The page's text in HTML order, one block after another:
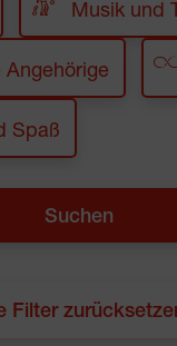
Musik und
Angehörige
Spaß
Filter